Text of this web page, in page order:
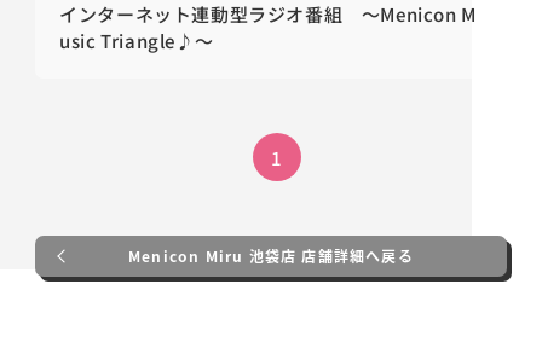
インターネット連動型ラジオ番組 ～Menicon M
usic Triangle♪～
1
Menicon Miru 池袋店 店舗詳細へ戻る